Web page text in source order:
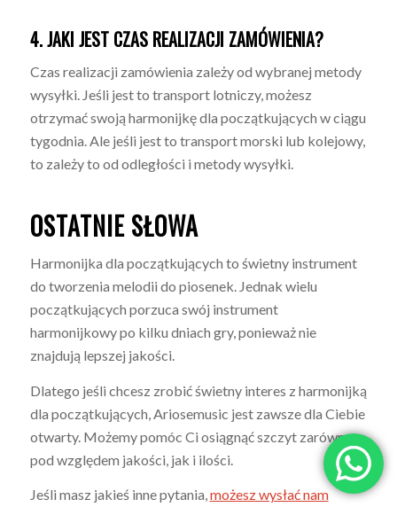
4. JAKI JEST CZAS REALIZACJI ZAMÓWIENIA?
Czas realizacji zamówienia zależy od wybranej metody
wysyłki. Jeśli jest to transport lotniczy, możesz
otrzymać swoją harmonijkę dla początkujących w ciągu
tygodnia. Ale jeśli jest to transport morski lub kolejowy,
to zależy to od odległości i metody wysyłki.
OSTATNIE SŁOWA
Harmonijka dla początkujących to świetny instrument
do tworzenia melodii do piosenek. Jednak wielu
początkujących porzuca swój instrument
harmonijkowy po kilku dniach gry, ponieważ nie
znajdują lepszej jakości.
Dlatego jeśli chcesz zrobić świetny interes z harmonijką
dla początkujących, Ariosemusic jest zawsze dla Ciebie
otwarty. Możemy pomóc Ci osiągnąć szczyt zarówno
pod względem jakości, jak i ilości.
Jeśli masz jakieś inne pytania,możesz wysłać nam